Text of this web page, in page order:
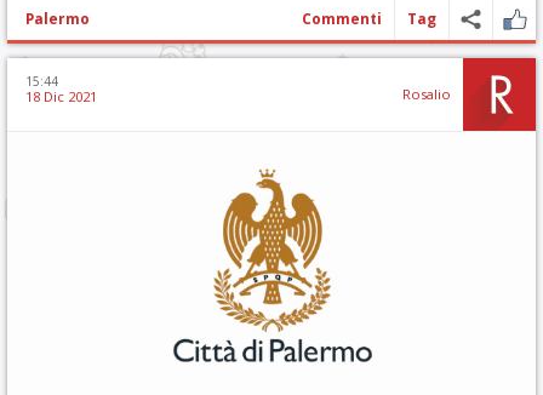
Palermo Commenti Tag
15:44
18 Dic 2021 Rosalio